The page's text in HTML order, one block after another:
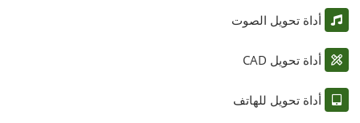
أداة تحويل الصوت
أداة تحويل CAD
أداة تحويل للهاتف